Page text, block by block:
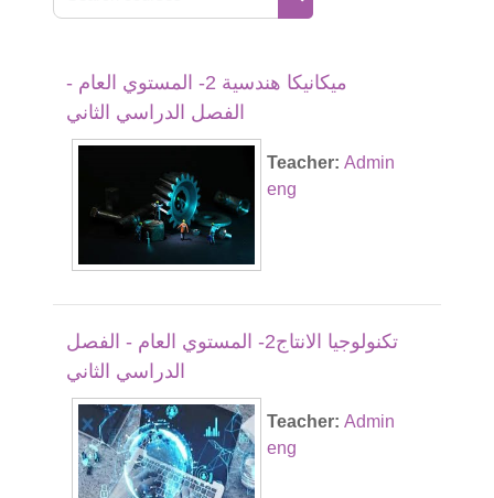
Search courses
ميكانيكا هندسية 2- المستوي العام -
الفصل الدراسي الثاني
Teacher: Admin
eng
تكنولوجيا الانتاج2- المستوي العام - الفصل
الدراسي الثاني
Teacher: Admin
eng